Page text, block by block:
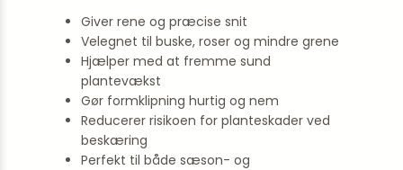
Giver rene og præcise snit
Velegnet til buske, roser og mindre grene
Hjælper med at fremme sund
plantevækst
Gør formklipning hurtig og nem
Reducerer risikoen for planteskader ved
beskæring
Perfekt til både sæson- og